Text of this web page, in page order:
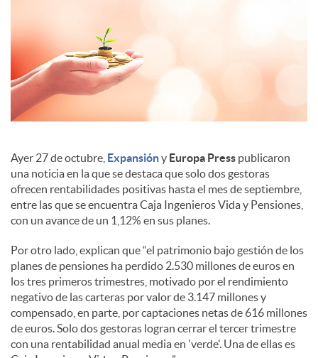
e
s
Ayer 27 de octubre, Expansióny Europa Press publicaron
una noticia en la que se destaca que solo dos gestoras
ofrecen rentabilidades positivas hasta el mes de septiembre,
entre las que se encuentra Caja Ingenieros Vida y Pensiones,
con un avance de un 1,12% en sus planes.
Por otro lado, explican que “el patrimonio bajo gestión de los
planes de pensiones ha perdido 2.530 millones de euros en
los tres primeros trimestres, motivado por el rendimiento
negativo de las carteras por valor de 3.147 millones y
compensado, en parte, por captaciones netas de 616 millones
de euros. Solo dos gestoras logran cerrar el tercer trimestre
con una rentabilidad anual media en 'verde'. Una de ellas es